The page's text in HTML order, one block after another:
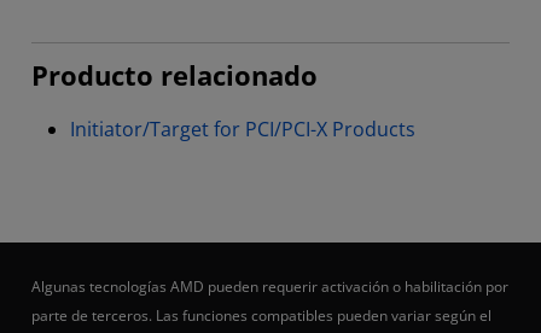
Producto relacionado
Initiator/Target for PCI/PCI-X Products
Algunas tecnologías AMD pueden requerir activación o habilitación por
parte de terceros. Las funciones compatibles pueden variar según el